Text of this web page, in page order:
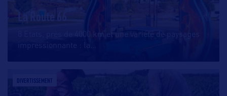
La Route 66
8 Etats, près de 4000 km et une variété de paysages
impressionnante : la
DIVERTISSEMENT